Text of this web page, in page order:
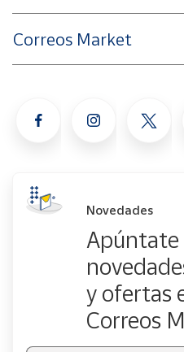
Correos Market
Novedades
Apúntate
y ofertas
Correos